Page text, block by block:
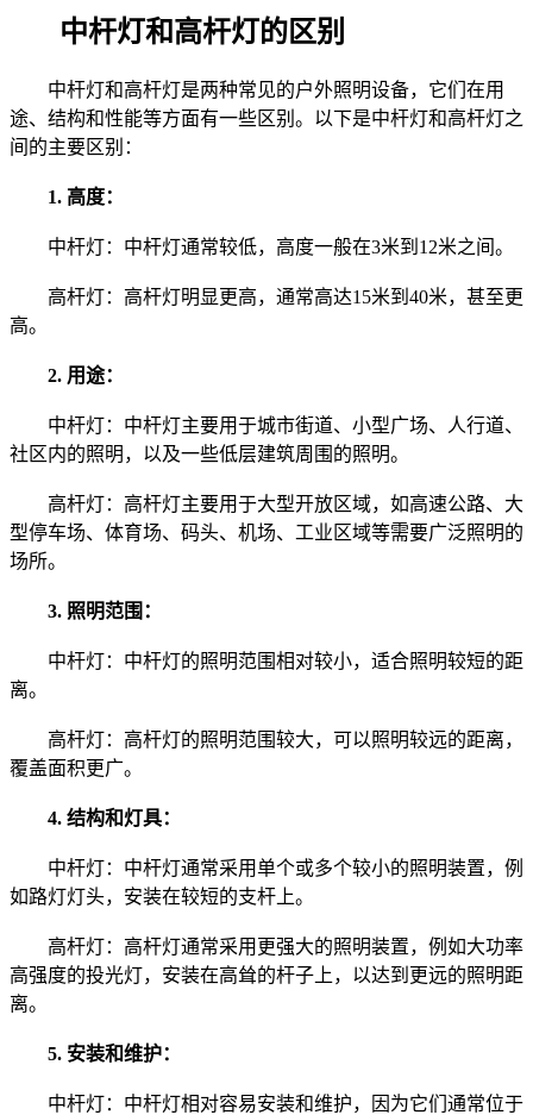
中杆灯和高杆灯的区别
中杆灯和高杆灯是两种常见的户外照明设备，它们在用
途、结构和性能等方面有一些区别。以下是中杆灯和高杆灯之
间的主要区别：
1. 高度：
中杆灯：中杆灯通常较低，高度一般在3米到12米之间。
高杆灯：高杆灯明显更高，通常高达15米到40米，甚至更
高。
2. 用途：
中杆灯：中杆灯主要用于城市街道、小型广场、人行道、
社区内的照明，以及一些低层建筑周围的照明。
高杆灯：高杆灯主要用于大型开放区域，如高速公路、大
型停车场、体育场、码头、机场、工业区域等需要广泛照明的
场所。
3. 照明范围：
中杆灯：中杆灯的照明范围相对较小，适合照明较短的距
离。
高杆灯：高杆灯的照明范围较大，可以照明较远的距离，
覆盖面积更广。
4. 结构和灯具：
中杆灯：中杆灯通常采用单个或多个较小的照明装置，例
如路灯灯头，安装在较短的支杆上。
高杆灯：高杆灯通常采用更强大的照明装置，例如大功率
高强度的投光灯，安装在高耸的杆子上，以达到更远的照明距
离。
5. 安装和维护：
中杆灯：中杆灯相对容易安装和维护，因为它们通常位于